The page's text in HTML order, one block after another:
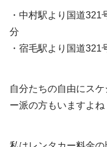
・中村駅より国道
分
・宿毛駅より国道
自分たちの自由にス
ー派の方もいますよね